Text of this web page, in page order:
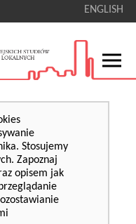
ENGLISH
Stosujemy
Zapoznaj
opisem jak